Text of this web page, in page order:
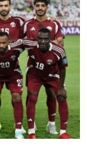
اخبار الرياضة
منوعات
فن وثقافة
علوم وتكنولوجيا
المرأة والجمال